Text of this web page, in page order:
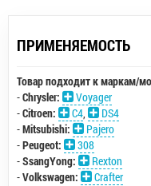
ПРИМЕНЯЕМОСТЬ
Товар подходит к маркам/
-Chrysler:
Voyager
-Citroen: C4,
DS4
-Mitsubishi:
Pajero
-Peugeot:
308
-SsangYong:
Rexton
-Volkswagen:
Crafter